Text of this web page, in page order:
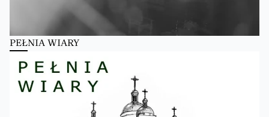
PEŁNIA WIARY